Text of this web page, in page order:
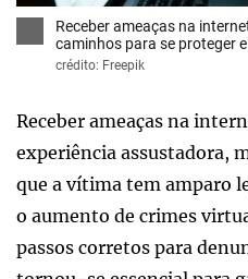
Receber ameaças na
caminhos para se proteger
crédito: Freepik
Receber ameaças na
experiência assustadora,
que a vítima tem amparo
o aumento de crimes
passos corretos para